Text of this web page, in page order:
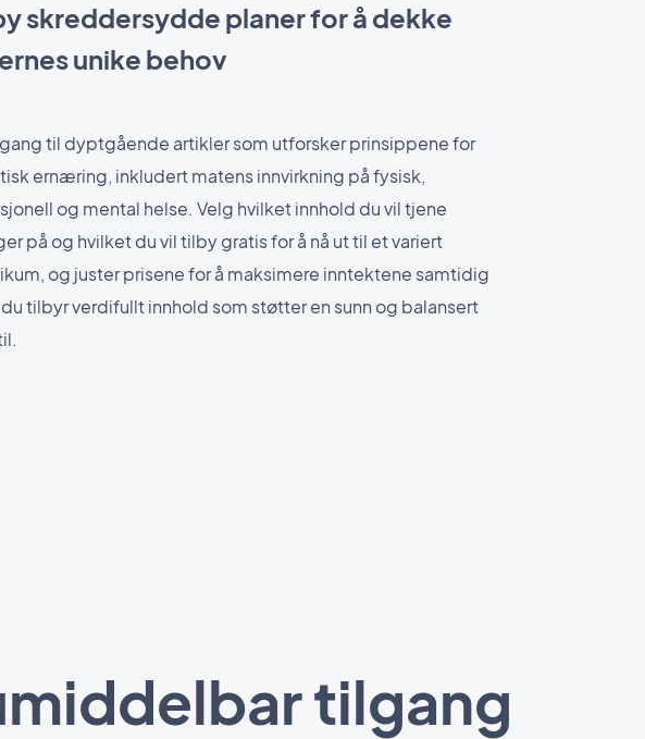
skreddersydde planer for å dekke
unike behov
til dyptgående artikler som utforsker prinsippene for
ernæring, inkludert matens innvirkning på fysisk,
og mental helse. Velg hvilket innhold du vil tjene
på og hvilket du vil tilby gratis for å nå ut til et variert
og juster prisene for å maksimere inntektene samtidig
tilbyr verdifullt innhold som støtter en sunn og balansert
tilgang